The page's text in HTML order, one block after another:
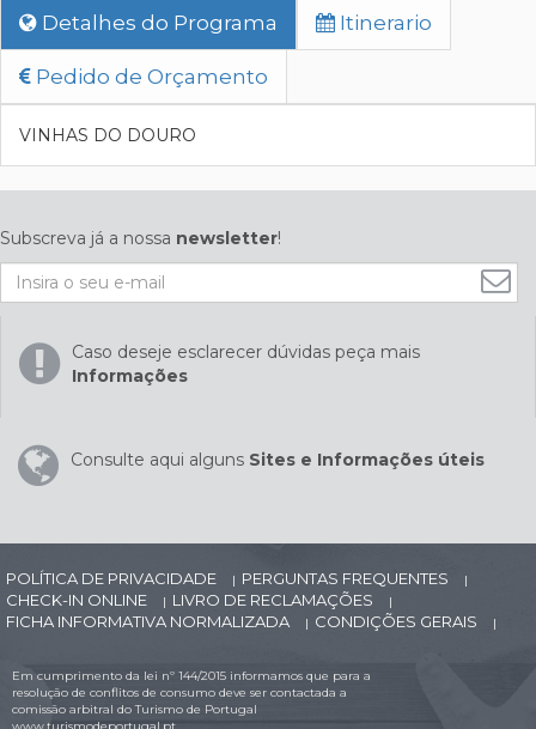
Detalhes do Programa Itinerario
Pedido de Orçamento
VINHAS DO DOURO
Subscreva já a nossa newsletter!
Caso deseje esclarecer dúvidas peça mais
Informações
Consulte aqui alguns Sites e Informações úteis
POLÍTICA DE PRIVACIDADE | PERGUNTAS FREQUENTES |
CHECK-IN ONLINE | LIVRO DE RECLAMAÇÕES |
FICHA INFORMATIVA NORMALIZADA | CONDIÇÕES GERAIS |
Em cumprimento da lei nº 144/2015 informamos que para a
resolução de conflitos de consumo deve ser contactada a
comissão arbitral do Turismo de Portugal